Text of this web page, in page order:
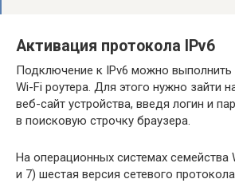
Активация протокола IPv6
Подключение к IPv6 можно выполнить
Wi-Fi роутера. Для этого нужно зайти
веб-сайт устройства, введя логин и
в поисковую строчку браузера.
На операционных системах семейства
и 7) шестая версия сетевого